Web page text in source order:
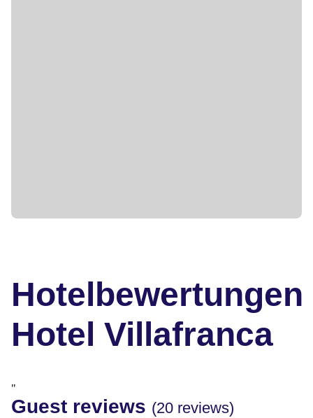
Hotelbewertungen
Hotel Villafranca
"
Guest reviews (20 reviews)